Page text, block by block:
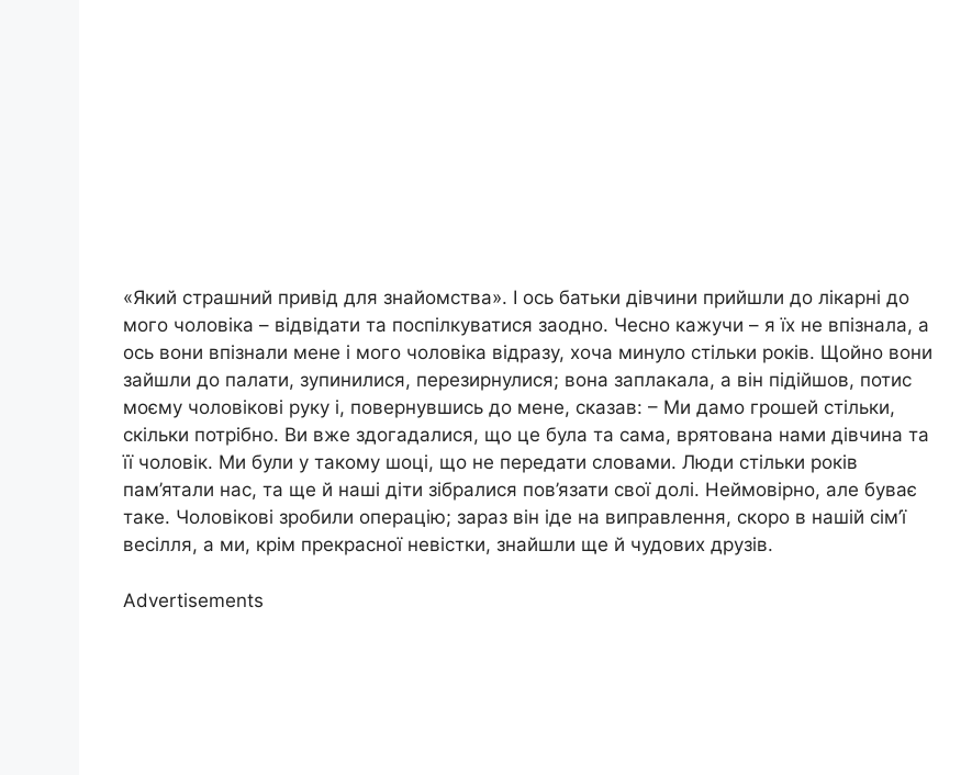
«Який страшний привід для знайомства». І ось батьки дівчини прийшли до лікарні до
мого чоловіка – відвідати та поспілкуватися заодно. Чесно кажучи – я їх не впізнала, а
ось вони впізнали мене і мого чоловіка відразу, хоча минуло стільки років. Щойно вони
зайшли до палати, зупинилися, перезирнулися; вона заплакала, а він підійшов, потис
моєму чоловікові руку і, повернувшись до мене, сказав: – Ми дамо грошей стільки,
скільки потрібно. Ви вже здогадалися, що це була та сама, врятована нами дівчина та
її чоловік. Ми були у такому шоці, що не передати словами. Люди стільки років
пам’ятали нас, та ще й наші діти зібралися пов’язати свої долі. Неймовірно, але буває
таке. Чоловікові зробили операцію; зараз він іде на виправлення, скоро в нашій сім’ї
весілля, а ми, крім прекрасної невістки, знайшли ще й чудових друзів.
Advertisements